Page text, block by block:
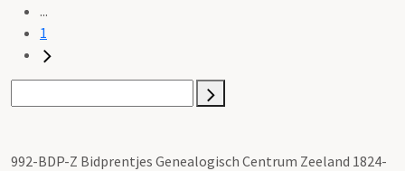
...
1
992-BDP-Z Bidprentjes Genealogisch Centrum Zeeland 1824-